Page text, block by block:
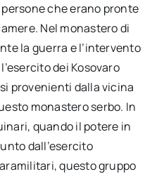
che erano pronte
Nel monastero di
la guerra e l’intervento
dei Kosovaro
provenienti dalla vicina
monastero serbo. In
quando il potere in
dall’esercito
questo gruppo